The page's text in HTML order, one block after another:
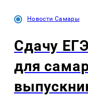
Новости Самары
Сдачу
для